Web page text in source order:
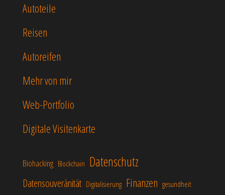
Autoteile
Reisen
Autoreifen
Mehr von mir
Web-Portfolio
Digitale Visitenkarte
Biohacking Blockchain Datenschutz
Datensouveränität Digitalisierung Finanzen gesundheit